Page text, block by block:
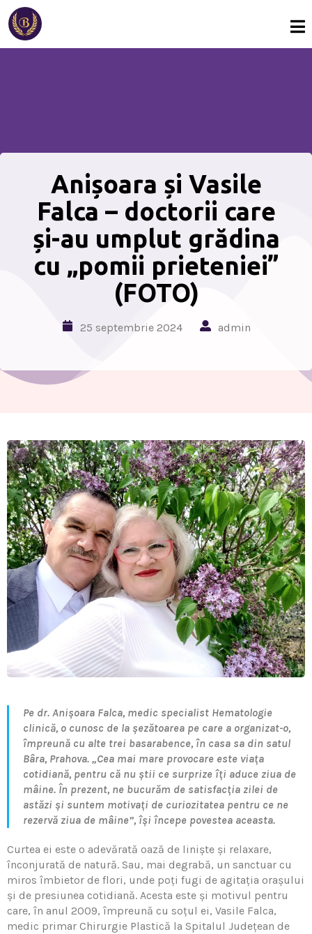
Anișoara și Vasile
Falca – doctorii care
și-au umplut grădina
cu „pomii prieteniei”
(FOTO)
25 septembrie 2024 admin
Pe dr. Anișoara Falca, medic specialist Hematologie
clinică, o cunosc de la șezătoarea pe care a organizat-o,
împreună cu alte trei basarabence, în casa sa din satul
Bâra, Prahova. „Cea mai mare provocare este viaţa
cotidiană, pentru că nu știi ce surprize îţi aduce ziua de
mâine. În prezent, ne bucurăm de satisfacţia zilei de
astăzi și suntem motivaţi de curiozitatea pentru ce ne
rezervă ziua de mâine”, își începe povestea aceasta.
Curtea ei este o adevărată oază de liniște și relaxare,
înconjurată de natură. Sau, mai degrabă, un sanctuar cu
miros îmbie­tor de flori, unde poţi fugi de agitaţia orașului
și de presiunea cotidiană. Acesta este și motivul pentru
care, în anul 2009, împreună cu soţul ei, Vasile Falca,
medic primar Chirurgie Plastică la Spitalul Judeţean de